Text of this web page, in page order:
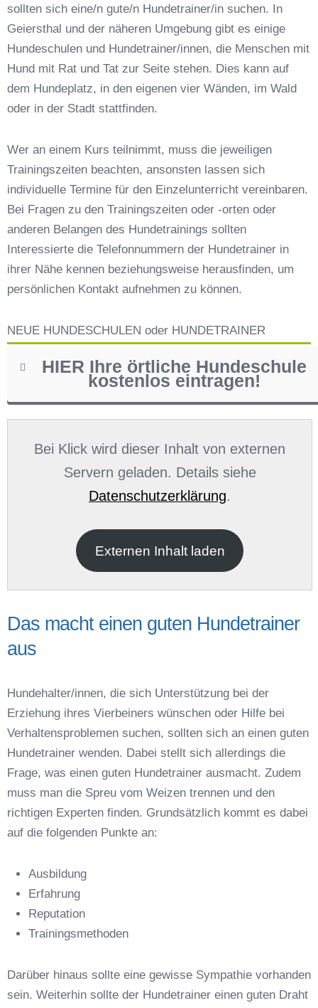
Hundezubehör für das Training und
Hundespielzeug zur Beschäftigung
Preisvergleich der Hundeschulen in Geiersthal
Hundeschulen vs. Hundesportvereine in
Geiersthal
So findet man den richtigen Hundetrainer in
Hundeschule
sollten sich eine/n gute/n Hundetrainer/in suchen. In
Geiersthal und der näheren Umgebung gibt es einige
Hundeschulen und Hundetrainer/innen, die Menschen mit
Hund mit Rat und Tat zur Seite stehen. Dies kann auf
dem Hundeplatz, in den eigenen vier Wänden, im Wald
oder in der Stadt stattfinden.
Wer an einem Kurs teilnimmt, muss die jeweiligen
Trainingszeiten beachten, ansonsten lassen sich
individuelle Termine für den Einzelunterricht vereinbaren.
Bei Fragen zu den Trainingszeiten oder -orten oder
anderen Belangen des Hundetrainings sollten
Interessierte die Telefonnummern der Hundetrainer in
ihrer Nähe kennen beziehungsweise herausfinden, um
persönlichen Kontakt aufnehmen zu können.
NEUE HUNDESCHULEN oder HUNDETRAINER
HIER Ihre örtliche Hundeschule
kostenlos eintragen!
Anschrift
Bei Klick wird dieser Inhalt von externen
Servern geladen. Details siehe
Datenschutzerklärung.
Externen Inhalt laden
Das macht einen guten Hundetrainer
aus
Hundehalter/innen, die sich Unterstützung bei der
Erziehung ihres Vierbeiners wünschen oder Hilfe bei
Verhaltensproblemen suchen, sollten sich an einen guten
Hundetrainer wenden. Dabei stellt sich allerdings die
Frage, was einen guten Hundetrainer ausmacht. Zudem
muss man die Spreu vom Weizen trennen und den
richtigen Experten finden. Grundsätzlich kommt es dabei
auf die folgenden Punkte an:
Ausbildung
Erfahrung
Reputation
Trainingsmethoden
Darüber hinaus sollte eine gewisse Sympathie vorhanden
sein. Weiterhin sollte der Hundetrainer einen guten Draht